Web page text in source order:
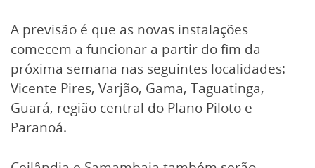
A previsão é que as novas instalações
comecem a funcionar a partir do fim da
próxima semana nas seguintes localidades:
Vicente Pires, Varjão, Gama, Taguatinga,
Guará, região central do Plano Piloto e
Paranoá.